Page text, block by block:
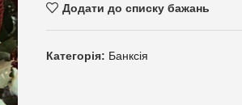
Додати до списку бажань
Категорія: Банксія